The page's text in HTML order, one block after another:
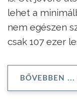
lehet a
nem egészen
csak 107 ezer
BŐVEBBEN ...